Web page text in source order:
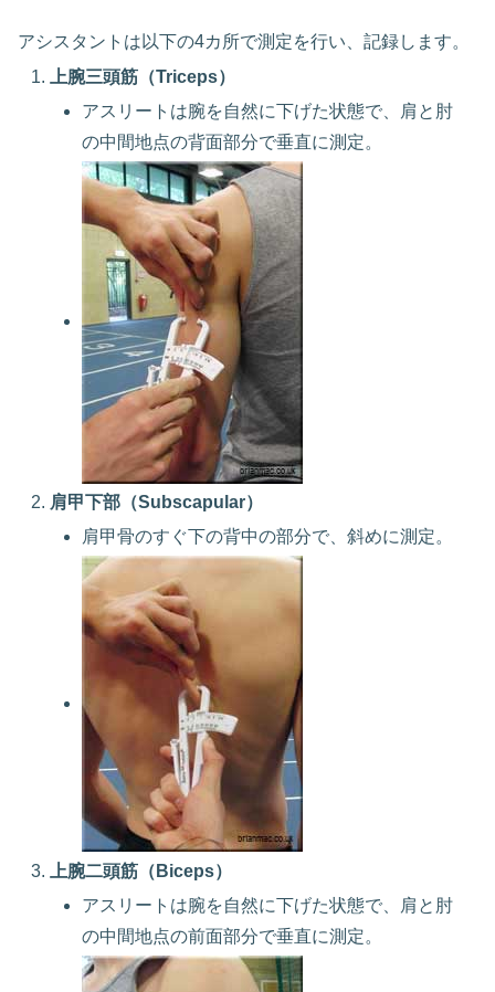
アシスタントは以下の4カ所で測定を行い、記録します。
上腕三頭筋（Triceps）
アスリートは腕を自然に下げた状態で、肩と肘
の中間地点の背面部分で垂直に測定。
肩甲下部（Subscapular）
肩甲骨のすぐ下の背中の部分で、斜めに測定。
上腕二頭筋（Biceps）
アスリートは腕を自然に下げた状態で、肩と肘
の中間地点の前面部分で垂直に測定。